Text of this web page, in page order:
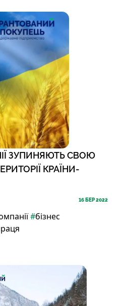
16БЕР 2022
ЗУПИНЯЮТЬ СВОЮ
КРАЇНИ-
#бізнес